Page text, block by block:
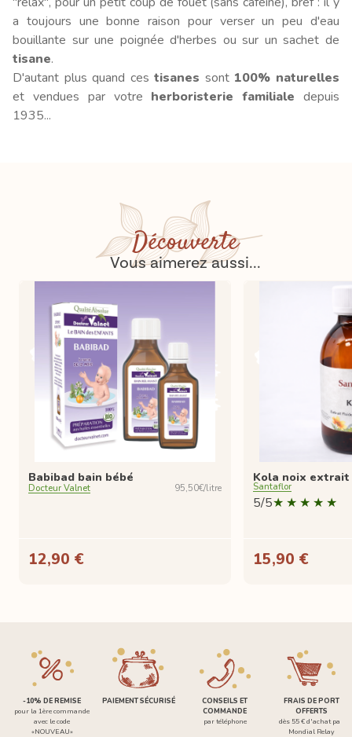
a toujours une bonne raison pour verser un peu d'eau
bouillante sur une poignée d'herbes ou sur un sachet de
tisane.
D'autant plus quand cestisanes sont 100% naturelles
et vendues par votre herboristerie familiale depuis
1935...
Découverte
Vous aimerez aussi...
Babibad bain bébé
Docteur Valnet 95,50€/litre
12,90 €
Kola noix
Santaflor
5/5
15,90 €
-10% DE REMISE
pour la 1ère commande
avec le code
«NOUVEAU»
PAIEMENT SÉCURISÉ
CONSEILS ET
COMMANDE
par téléphone
FRAIS DE PORT
OFFERTS
dès 55 € d'achat par
Mondial Relay